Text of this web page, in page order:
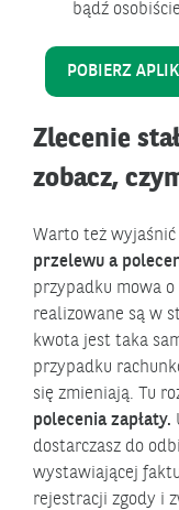
bądź
POBIERZ
Zlecenie
zobacz,
Warto też wyjaśnić
przelewu a
przypadku mowa
realizowane są w
kwota jest taka
przypadku
się zmieniają. Tu
polecenia zapłaty.
dostarczasz do
wystawiającej
rejestracji zgody i